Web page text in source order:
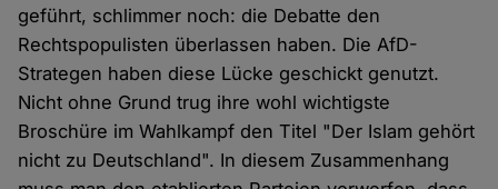
geführt, schlimmer noch: die Debatte den
Rechtspopulisten überlassen haben. Die AfD-
Strategen haben diese Lücke geschickt genutzt.
Nicht ohne Grund trug ihre wohl wichtigste
Broschüre im Wahlkampf den Titel "Der Islam gehört
nicht zu Deutschland". In diesem Zusammenhang